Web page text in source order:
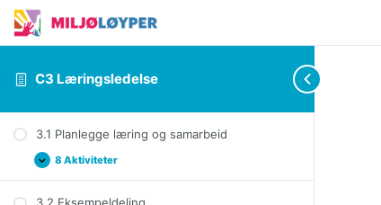
C3 Læringsledelse
3.1 Planlegge læring og samarbeid
Expand
3.1
Planlegge
8 Aktiviteter